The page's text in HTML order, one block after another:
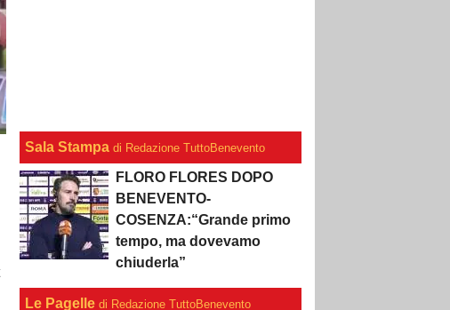
Sala Stampa di Redazione TuttoBenevento
FLORO FLORES DOPO
BENEVENTO-
COSENZA:“Grande primo
tempo, ma dovevamo
chiuderla”
Le Pagelle di Redazione TuttoBenevento